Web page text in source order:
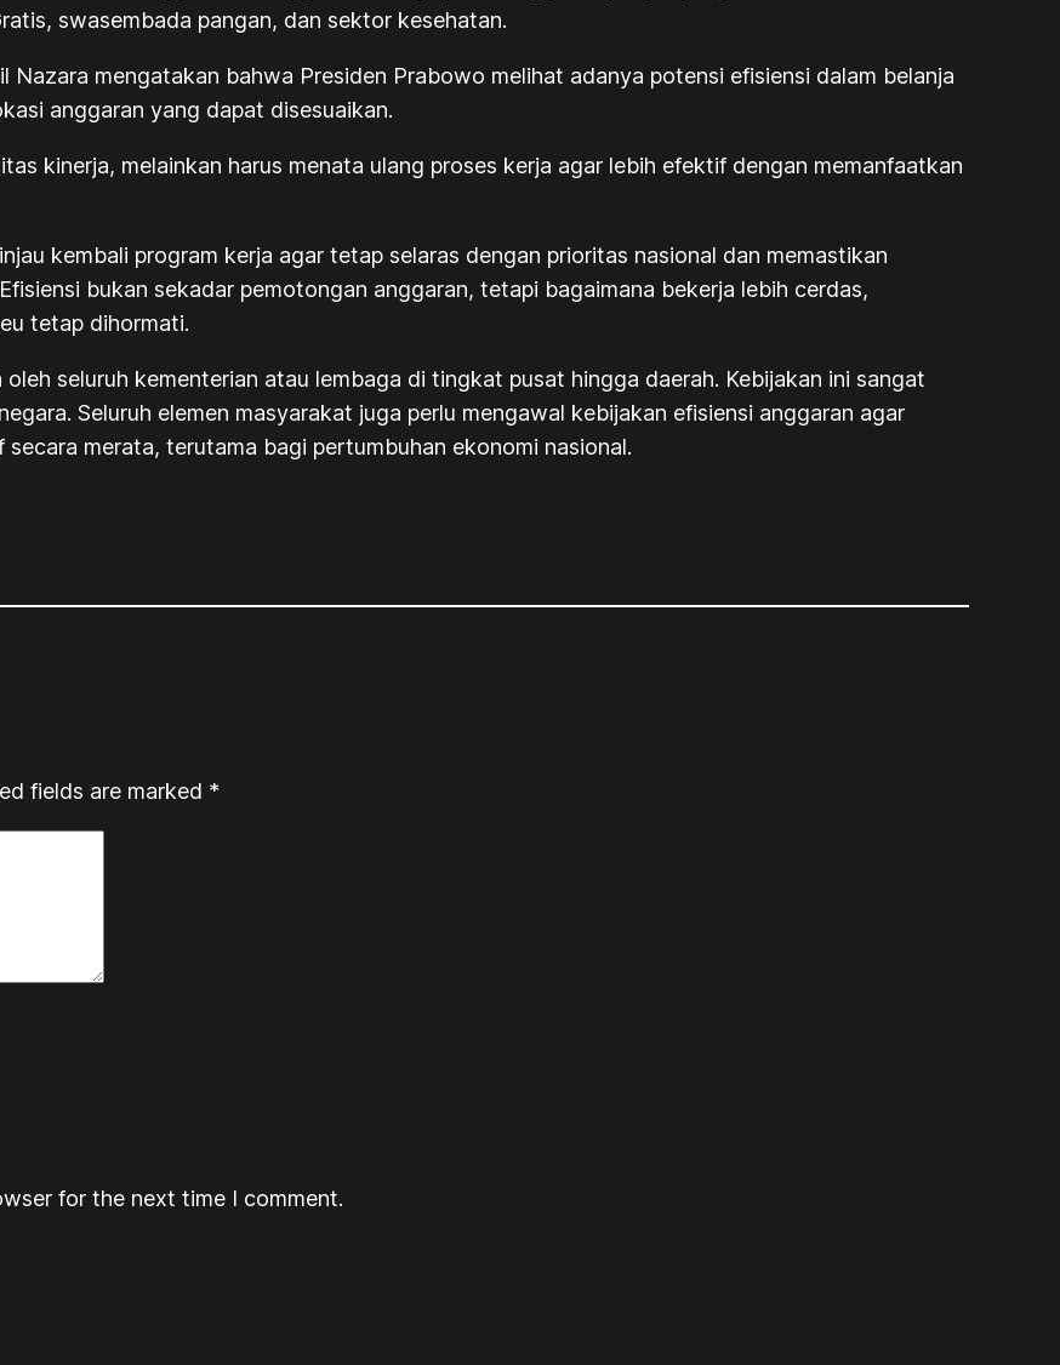
swasembada pangan, dan sektor kesehatan.
Nazara mengatakan bahwa Presiden Prabowo melihat adanya potensi efisiensi dalam belanja
anggaran yang dapat disesuaikan.
kinerja, melainkan harus menata ulang proses kerja agar lebih efektif dengan memanfaatkan
kembali program kerja agar tetap selaras dengan prioritas nasional dan memastikan
bukan sekadar pemotongan anggaran, tetapi bagaimana bekerja lebih cerdas,
tetap dihormati.
seluruh kementerian atau lembaga di tingkat pusat hingga daerah. Kebijakan ini sangat
Seluruh elemen masyarakat juga perlu mengawal kebijakan efisiensi anggaran agar
merata, terutama bagi pertumbuhan ekonomi nasional.
fields are marked *
for the next time I comment.